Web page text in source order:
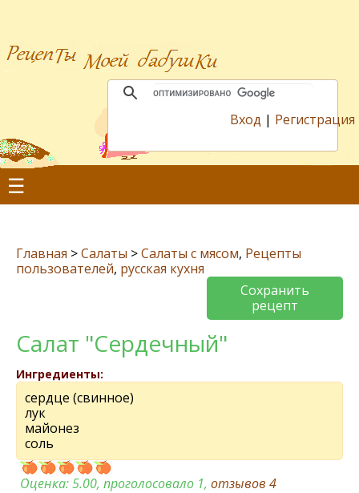
Вход | Регистрация
☰
Главная >Салаты >Салаты с мясом, Рецепты
пользователей, русская кухня
Сохранить
рецепт
Салат "Сердечный"
Ингредиенты:
сердце (свинное)
лук
майонез
соль
Оценка:5.00, проголосовало 1, отзывов 4